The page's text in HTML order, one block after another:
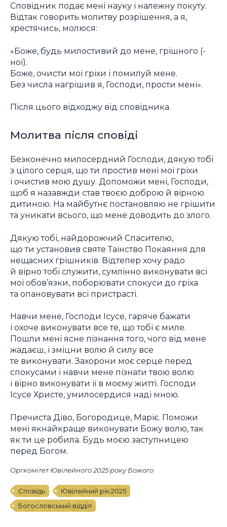
Сповідник подає мені науку і належну покуту.
Відтак говорить молитву розрішення, а я,
хрестячись, молюся:
«Боже, будь милостивий до мене, грішного (-
ної).
Боже, очисти мої гріхи і помилуй мене.
Без числа нагрішив я, Господи, прости мені».
Після цього відходжу від сповідника.
Молитва після сповіді
Безконечно милосердний Господи, дякую тобі
з цілого серця, що ти простив мені мої гріхи
і очистив мою душу. Допоможи мені, Господи,
щоб я назавжди став твоєю доброю й вірною
дитиною. На майбутнє постановляю не грішити
та уникати всього, що мене доводить до злого.
Дякую тобі, найдорожчий Спасителю,
що ти установив святе Таїнство Покаяння для
нещасних грішників. Відтепер хочу радо
й вірно тобі служити, сумлінно виконувати всі
мої обов’язки, поборювати спокуси до гріха
та опановувати всі пристрасті.
Навчи мене, Господи Ісусе, гаряче бажати
і охоче виконувати все те, що тобі є миле.
Пошли мені ясне пізнання того, чого від мене
жадаєш, і зміцни волю й силу все
те виконувати. Захорони моє серце перед
спокусами і навчи мене пізнати твою волю
і вірно виконувати її в моєму житті. Господи
Ісусе Христе, умилосердися наді мною.
Пречиста Діво, Богородице, Маріє. Поможи
мені якнайкраще виконувати Божу волю, так
як ти це робила. Будь моєю заступницею
перед Богом.
Оргкомітет Ювілейного 2025 року Божого
Сповідь
Ювілейний рік 2025
Богословський відділ